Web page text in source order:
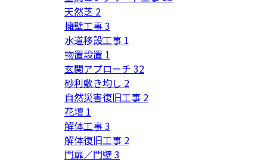
天然芝 2
擁壁工事3
水道移設工事 1
物置設置 1
玄関アプローチ 32
砂利敷き均し 2
自然災害復旧工事 2
花壇 1
解体工事3
解体復旧工事 2
門扉／門壁3